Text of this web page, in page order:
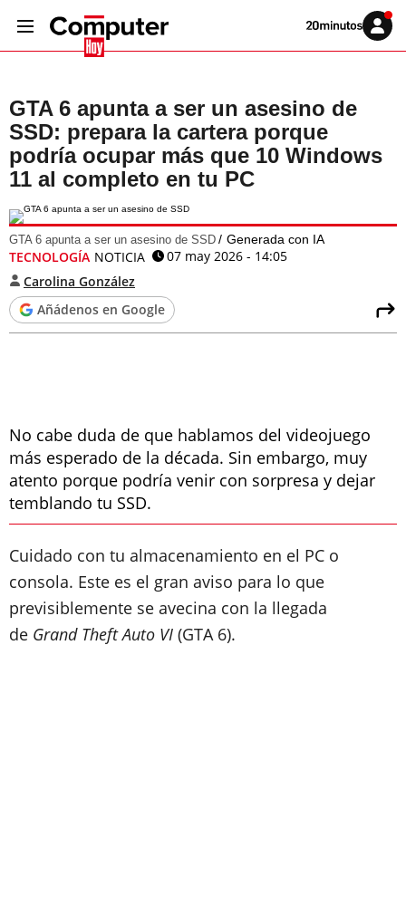
Volver
Iniciar
sesión
GTA 6 apunta a ser un asesino de
SSD: prepara la cartera porque
podría ocupar más que 10 Windows
11 al completo en tu PC
GTA 6 apunta a ser un asesino de SSD Generada con IA
TECNOLOGÍA NOTICIA
07 may 2026 - 14:05
Carolina González
Añádenos en Google
No cabe duda de que hablamos del videojuego
más esperado de la década. Sin embargo, muy
atento porque podría venir con sorpresa y dejar
temblando tu SSD.
Cuidado con tu almacenamiento en el PC o
consola. Este es el gran aviso para lo que
previsiblemente se avecina con la llegada
de Grand Theft Auto VI (GTA 6).